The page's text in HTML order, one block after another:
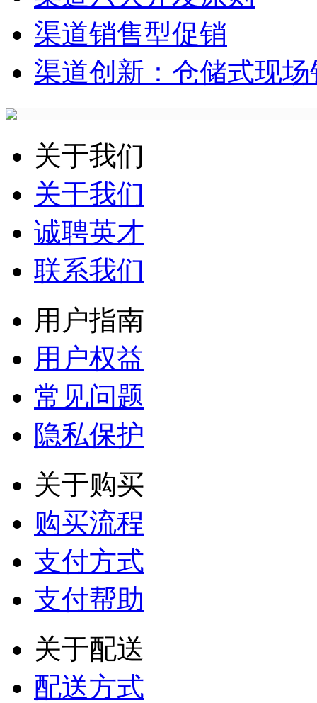
渠道销售型促销
渠道创新：仓储式现场
关于我们
关于我们
诚聘英才
联系我们
用户指南
用户权益
常见问题
隐私保护
关于购买
购买流程
支付方式
支付帮助
关于配送
配送方式